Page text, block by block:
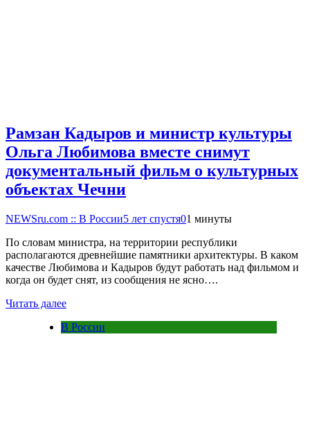
Рамзан Кадыров и министр культуры
Ольга Любимова вместе снимут
документальный фильм о культурных
объектах Чечни
NEWSru.com :: В России5 лет спустя01 минуты
По словам министра, на территории республики
располагаются древнейшие памятники архитектуры. В каком
качестве Любимова и Кадыров будут работать над фильмом и
когда он будет снят, из сообщения не ясно….
Читать далее
В России